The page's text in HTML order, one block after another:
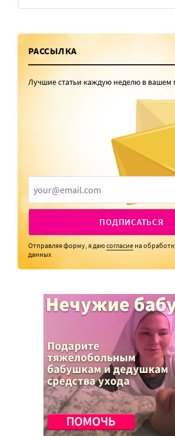
РАССЫЛКА
Лучшие статьи каждую неделю в
ПОДПИСАТЬСЯ
Отправляя форму, я даюсогласие на
данных